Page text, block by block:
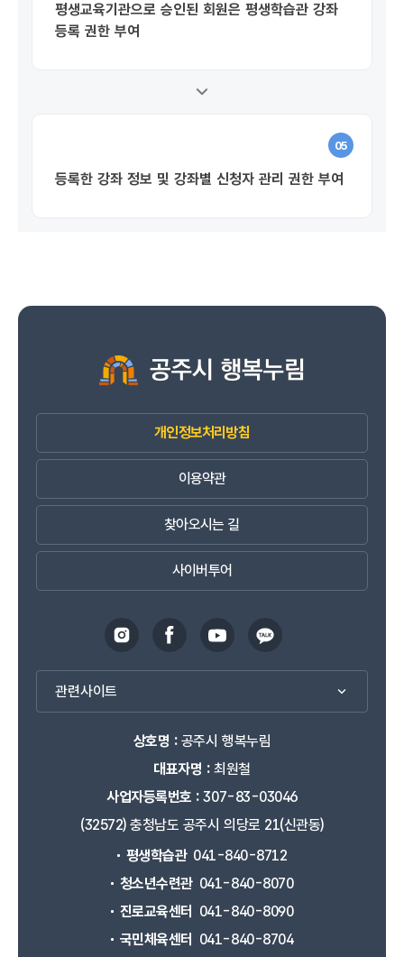
평생교육기관으로 승인된 회원은 평생학습관 강좌
등록 권한 부여
05
등록한 강좌 정보 및 강좌별 신청자 관리 권한 부여
개인정보처리방침
이용약관
찾아오시는 길
사이버투어
관련사이트
상호명 :공주시 행복누림
대표자명 :최원철
사업자등록번호 :307-83-03046
(32572) 충청남도 공주시 의당로 21(신관동)
평생학습관 041-840-8712
청소년수련관 041-840-8070
진로교육센터
041-840-8090
국민체육센터
041-840-8704